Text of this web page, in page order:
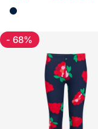
Ciemnoniebieski
- 68%